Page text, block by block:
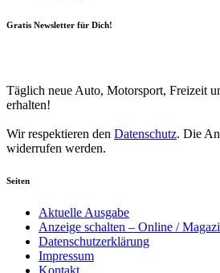
Gratis Newsletter für Dich!
Täglich neue Auto, Motorsport, Freizeit
erhalten!
Wir respektieren den Datenschutz. Die
widerrufen werden.
Seiten
Aktuelle Ausgabe
Anzeige schalten – Online /
Datenschutzerklärung
Impressum
Kontakt